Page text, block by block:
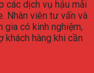
các dịch vụ hậu mãi
Nhân viên tư vấn và
gia có kinh nghiệm,
khách hàng khi cần